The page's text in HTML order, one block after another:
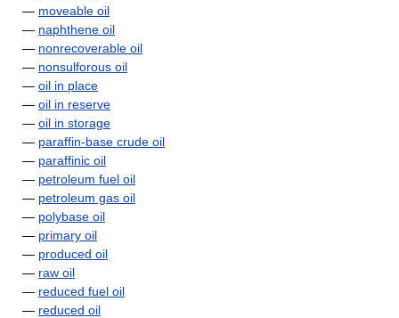
— moveable oil
— naphthene oil
— nonrecoverable oil
— nonsulforous oil
— oil in place
— oil in reserve
— oil in storage
— paraffin-base crude oil
— paraffinic oil
— petroleum fuel oil
— petroleum gas oil
— polybase oil
— primary oil
— produced oil
— raw oil
— reduced fuel oil
— reduced oil